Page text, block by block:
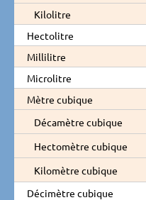
Kilolitre
Hectolitre
Millilitre
Microlitre
Mètre cubique
Décamètre cubique
Hectomètre cubique
Kilomètre cubique
Décimètre cubique